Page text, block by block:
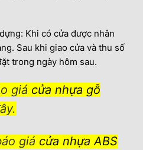
Khi có cửa được nhân
Sau khi giao cửa và thu số
trong ngày hôm sau.
giá cửa nhựa gỗ
giá cửa nhựa ABS